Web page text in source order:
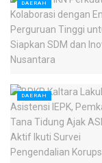
DAERAH
DAERAH